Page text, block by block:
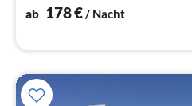
ab 178€/ Nacht